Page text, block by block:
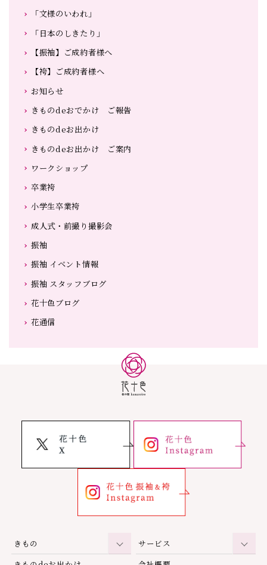
「文様のいわれ」
「日本のしきたり」
【振袖】ご成約者様へ
【袴】ご成約者様へ
お知らせ
きものdeおでかけ ご報告
きものdeお出かけ
きものdeお出かけ ご案内
ワークショップ
卒業袴
小学生卒業袴
成人式・前撮り撮影会
振袖
振袖 イベント情報
振袖 スタッフブログ
花十色ブログ
花通信
きもの
サービス